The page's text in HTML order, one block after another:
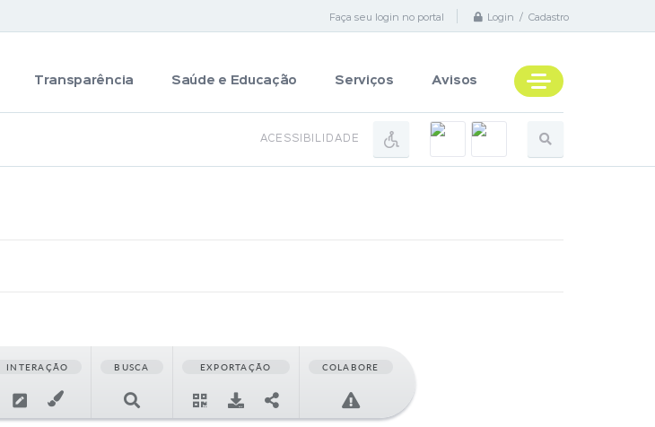
Faça seu login no portal Login / Cadastro
Transparência Saúde e Educação Serviços Avisos
ACESSIBILIDADE
INTERAÇÃO BUSCA EXPORTAÇÃO COLABORE